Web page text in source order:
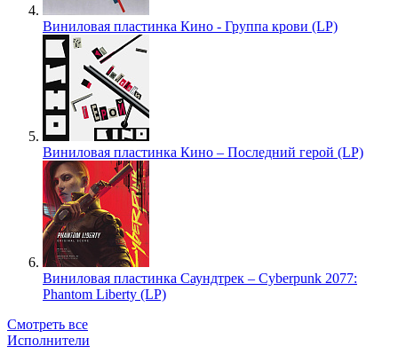
Виниловая пластинка Кино - Группа крови (LP)
Виниловая пластинка Кино – Последний герой (LP)
Виниловая пластинка Саундтрек – Cyberpunk 2077:
Phantom Liberty (LP)
Смотреть все
Исполнители